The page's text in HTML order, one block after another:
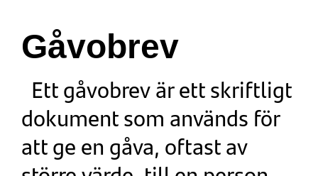
Gåvobrev
Ett gåvobrev är ett skriftligt
dokument som används för
att ge en gåva, oftast av